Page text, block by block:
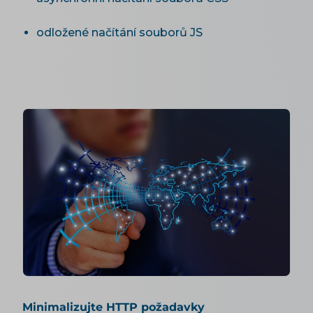
odložené načítání souborů JS
Minimalizujte HTTP požadavky